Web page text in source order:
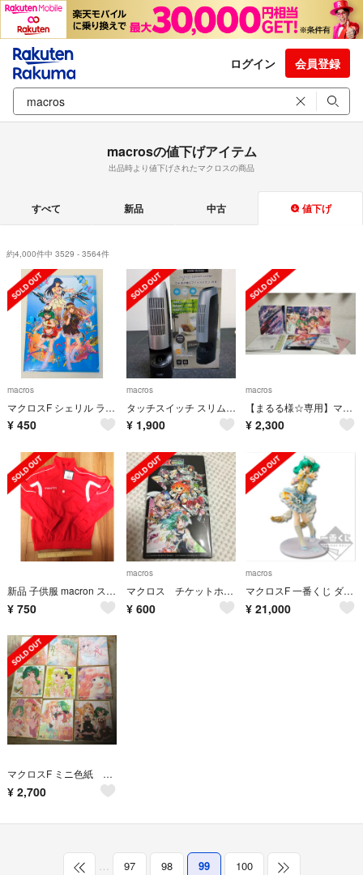
ログイン 会員登録
macrosの値下げアイテム
出品時より値下げされたマクロスの商品
すべて 新品 中古 値下げ
約4,000件中 3529 - 3564件
macros
マクロスF シェリル ランカ マクロス 30周年 クリアファイル 超時空展覧会
¥ 450
macros
タッチスイッチ スリムエアクリーナー
¥ 1,900
macros
【まるる様☆専用】マクロスF劇場番 イツワリノウタヒメ サヨナラノツバサ
¥ 2,300
新品 子供服 macron スポーツウェア 3XS
¥ 750
macros
マクロス チケットホルダー
¥ 600
macros
マクロスF 一番くじ ダブルチャンス ランカ・リー スペシャルカラーver.
¥ 21,000
マクロスF ミニ色紙 ランカリー 9枚セット
¥ 2,700
… 97 98 99 100